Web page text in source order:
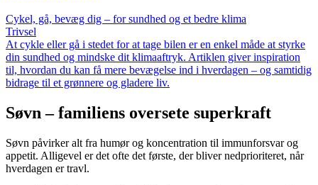
Cykel, gå, bevæg dig – for sundhed og et bedre klima
Trivsel
At cykle eller gå i stedet for at tage bilen er en enkel måde at styrke
din sundhed og mindske dit klimaaftryk. Artiklen giver inspiration
til, hvordan du kan få mere bevægelse ind i hverdagen – og samtidig
bidrage til et grønnere og gladere liv.
Søvn – familiens oversete superkraft
Søvn påvirker alt fra humør og koncentration til immunforsvar og
appetit. Alligevel er det ofte det første, der bliver nedprioriteret, når
hverdagen er travl.